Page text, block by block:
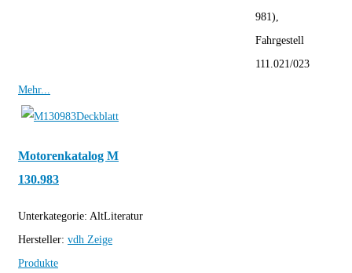
981),
Fahrgestell
111.021/023
Mehr...
Motorenkatalog M
130.983
Unterkategorie: AltLiteratur
Hersteller: vdh Zeige
Produkte